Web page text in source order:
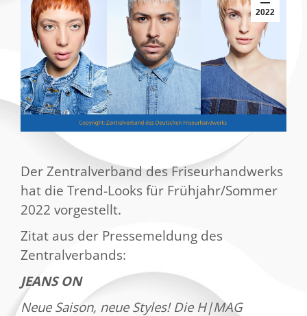
2022
Der Zentralverband des Friseurhandwerks
hat die Trend-Looks für Frühjahr/Sommer
2022 vorgestellt.
Zitat aus der Pressemeldung des
Zentralverbands:
JEANS ON
Neue Saison, neue Styles! Die H|MAG